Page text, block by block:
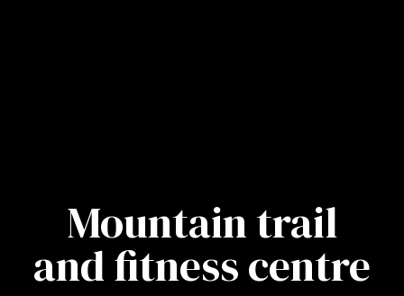
Mountain trail
and fitness centre